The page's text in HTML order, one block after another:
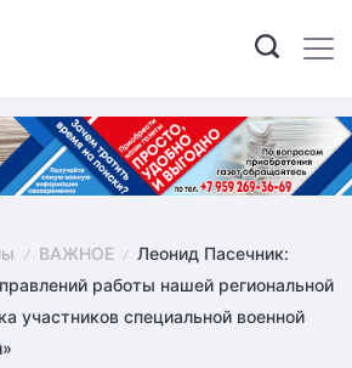
ВАЖНОЕ
Леонид Пасечник:
работы нашей региональной
участников специальной военной